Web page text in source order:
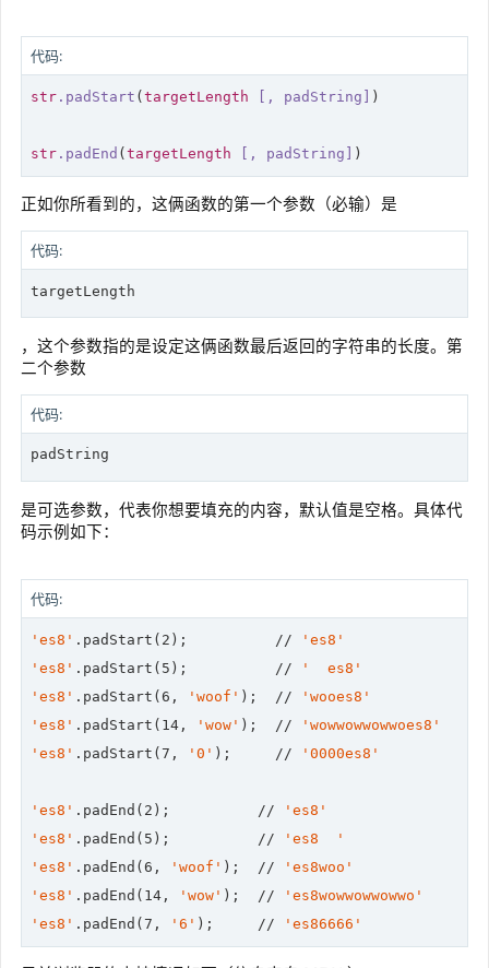
代码:
str .padStart ( targetLength [, padString] )
str .padEnd ( targetLength [, padString] )
正如你所看到的，这俩函数的第一个参数（必输）是
代码:
targetLength
，这个参数指的是设定这俩函数最后返回的字符串的长度。第
二个参数
代码:
padString
是可选参数，代表你想要填充的内容，默认值是空格。具体代
码示例如下：
代码:
'es8' .padStart( 2 ); //
'es8'
'es8' .padStart( 5 ); //
'  es8'
'es8' .padStart( 6 , 'woof' ); //
'wooes8'
'es8' .padStart( 14 , 'wow' ); //
'wowwowwowwoes8'
'es8' .padStart( 7 , '0' ); // '0000es8'
'es8' .padEnd( 2 ); //
'es8'
'es8' .padEnd( 5 ); //
'es8  '
'es8' .padEnd( 6 , 'woof' ); //
'es8woo'
'es8' .padEnd( 14 , 'wow' ); //
'es8wowwowwowwo'
'es8' .padEnd( 7 , '6' ); // 'es86666'